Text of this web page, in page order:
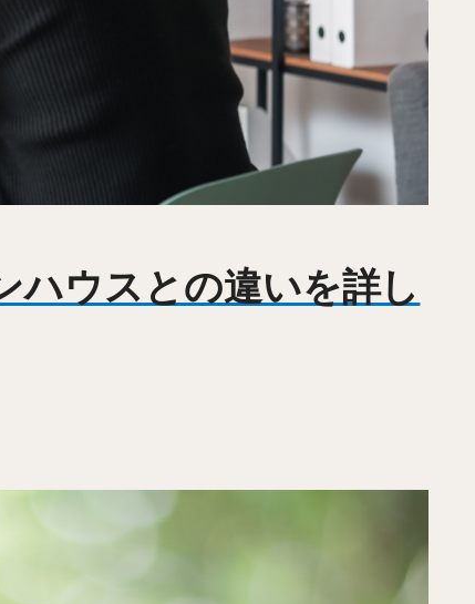
ハウスとの違いを詳し